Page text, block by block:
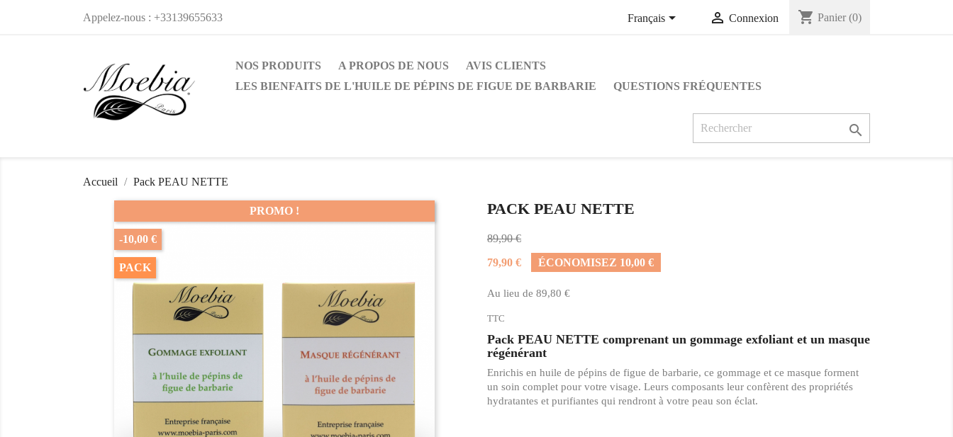
Appelez-nous : +33139655633 Français  Connexion shopping_cart Panier (0)
NOS PRODUITS A PROPOS DE NOUS
AVIS CLIENTS
LES BIENFAITS DE L'HUILE DE PÉPINS DE FIGUE DE BARBARIE
QUESTIONS FRÉQUENTES

Accueil Pack PEAU NETTE
PROMO !
-10,00 €
PACK
PACK PEAU NETTE
89,90 €
79,90 €
ÉCONOMISEZ 10,00 €
Au lieu de 89,80 €
TTC
Pack PEAU NETTE comprenant un gommage exfoliant et un masque
régénérant
Enrichis en huile de pépins de figue de barbarie, ce gommage et ce masque forment
un soin complet pour votre visage. Leurs composants leur confèrent des propriétés
hydratantes et purifiantes qui rendront à votre peau son éclat.